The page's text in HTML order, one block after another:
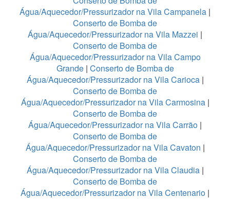
Água/Aquecedor/Pressurizador na Vila Campanela |
Conserto de Bomba de
Água/Aquecedor/Pressurizador na Vila Mazzei |
Conserto de Bomba de
Água/Aquecedor/Pressurizador na Vila Campo
Grande| Conserto de Bomba de
Água/Aquecedor/Pressurizador na Vila Carioca|
Conserto de Bomba de
Água/Aquecedor/Pressurizador na Vila Carmosina|
Conserto de Bomba de
Água/Aquecedor/Pressurizador na Vila Carrão |
Conserto de Bomba de
Água/Aquecedor/Pressurizador na Vila Cavaton |
Conserto de Bomba de
Água/Aquecedor/Pressurizador na Vila Claudia|
Conserto de Bomba de
Água/Aquecedor/Pressurizador na Vila Centenario |